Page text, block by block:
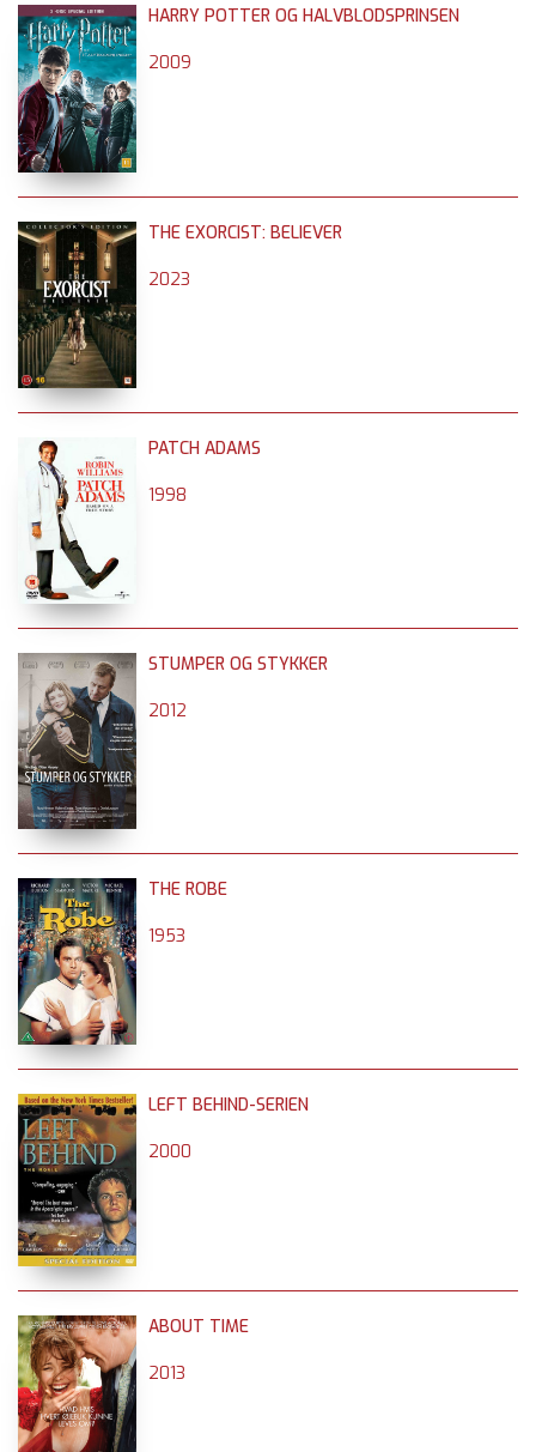
HARRY POTTER OG HALVBLODSPRINSEN
2009
THE EXORCIST: BELIEVER
2023
PATCH ADAMS
1998
STUMPER OG STYKKER
2012
THE ROBE
1953
LEFT BEHIND-SERIEN
2000
ABOUT TIME
2013